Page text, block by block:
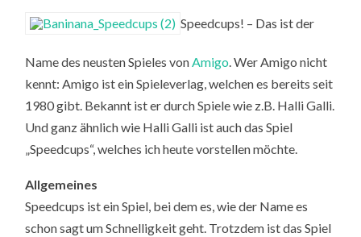
Speedcups! – Das ist der
Name des neusten Spieles von Amigo . Wer Amigo nicht
kennt: Amigo ist ein Spieleverlag, welchen es bereits seit
1980 gibt. Bekannt ist er durch Spiele wie z.B. Halli Galli.
Und ganz ähnlich wie Halli Galli ist auch das Spiel
„Speedcups“, welches ich heute vorstellen möchte.
Allgemeines
Speedcups ist ein Spiel, bei dem es, wie der Name es
schon sagt um Schnelligkeit geht. Trotzdem ist das Spiel